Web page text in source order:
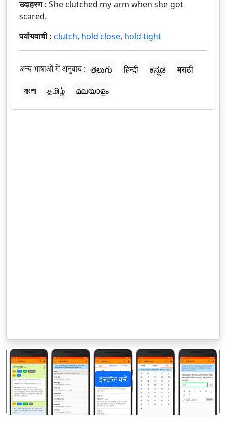
उदाहरण : She clutched my arm when she got
scared.
पर्यायवाची : clutch, hold close, hold tight
अन्य भाषाओं में अनुवाद : తెలుగు हिन्दी ಕನ್ನಡ
मराठी
বাংলা
தமிழ் മലയാളം
इंस्टॉल करें
पिछला अगला